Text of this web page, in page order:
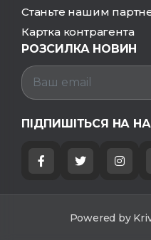
Станьте нашим
Картка контрагента
РОЗСИЛКА НОВИН
ПІДПИШІТЬСЯ НА
Powered by